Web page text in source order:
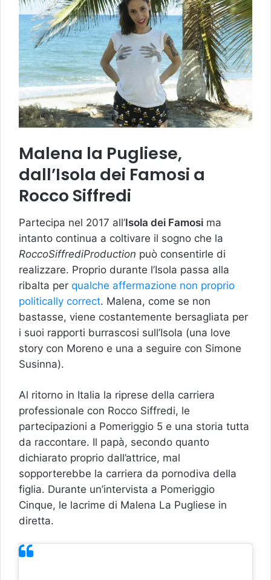
Malena la Pugliese,
dall’Isola dei Famosi a
Rocco Siffredi
Partecipa nel 2017 all’Isola dei Famosi ma
intanto continua a coltivare il sogno che la
RoccoSiffrediProduction può consentirle di
realizzare. Proprio durante l’Isola passa alla
ribalta per qualche affermazione non proprio
politically correct. Malena, come se non
bastasse, viene costantemente bersagliata per
i suoi rapporti burrascosi sull’Isola (una love
story con Moreno e una a seguire con Simone
Susinna).
Al ritorno in Italia la riprese della carriera
professionale con Rocco Siffredi, le
partecipazioni a Pomeriggio 5 e una storia tutta
da raccontare. Il papà, secondo quanto
dichiarato proprio dall’attrice, mal
sopporterebbe la carriera da pornodiva della
figlia. Durante un’intervista a Pomeriggio
Cinque, le lacrime di Malena La Pugliese in
diretta.